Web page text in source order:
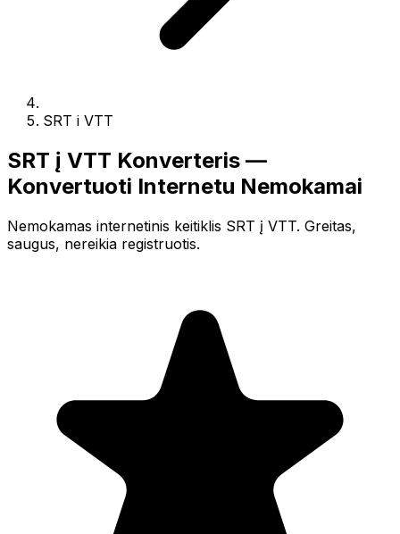
SRT i VTT
SRT į VTT Konverteris —
Konvertuoti Internetu Nemokamai
Nemokamas internetinis keitiklis SRT į VTT. Greitas,
saugus, nereikia registruotis.